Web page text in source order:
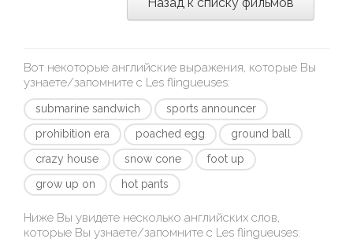
Вот некоторые английские выражения, которые Вы
узнаете/запомните с Les flingueuses:
submarine sandwich
sports announcer
prohibition era
poached egg
ground ball
crazy house
snow cone
foot up
grow up on
hot pants
Ниже Вы увидете несколько английских слов,
которые Вы узнаете/запомните с Les flingueuses: